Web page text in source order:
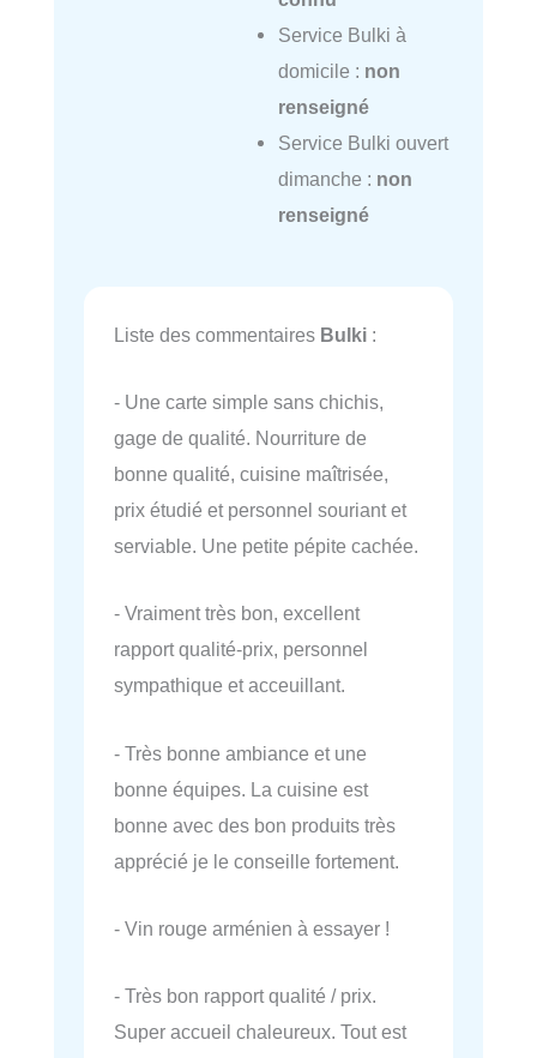
Service Bulki à
domicile : non
renseigné
Service Bulki ouvert
dimanche : non
renseigné
Liste des commentaires Bulki :
- Une carte simple sans chichis,
gage de qualité. Nourriture de
bonne qualité, cuisine maîtrisée,
prix étudié et personnel souriant et
serviable. Une petite pépite cachée.
- Vraiment très bon, excellent
rapport qualité-prix, personnel
sympathique et acceuillant.
- Très bonne ambiance et une
bonne équipes. La cuisine est
bonne avec des bon produits très
apprécié je le conseille fortement.
- Vin rouge arménien à essayer !
- Très bon rapport qualité / prix.
Super accueil chaleureux. Tout est